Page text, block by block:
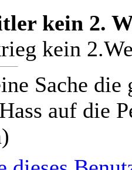
kein 2.
kein
Sache
auf die